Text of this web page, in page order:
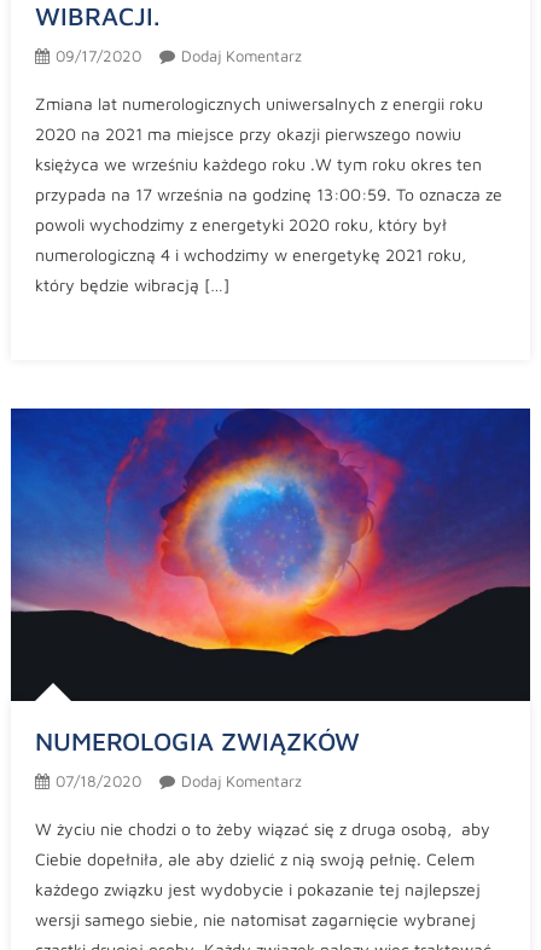
WIBRACJI.
09/17/2020 Dodaj Komentarz
Zmiana lat numerologicznych uniwersalnych z energii roku
2020 na 2021 ma miejsce przy okazji pierwszego nowiu
księżyca we wrześniu każdego roku .W tym roku okres ten
przypada na 17 września na godzinę 13:00:59. To oznacza ze
powoli wychodzimy z energetyki 2020 roku, który był
numerologiczną 4 i wchodzimy w energetykę 2021 roku,
który będzie wibracją […]
NUMEROLOGIA ZWIĄZKÓW
07/18/2020 Dodaj Komentarz
W życiu nie chodzi o to żeby wiązać się z druga osobą, aby
Ciebie dopełniła, ale aby dzielić z nią swoją pełnię. Celem
każdego związku jest wydobycie i pokazanie tej najlepszej
wersji samego siebie, nie natomisat zagarnięcie wybranej